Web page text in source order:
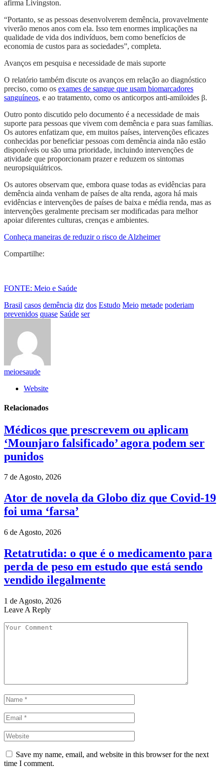
afirma Livingston.
“Portanto, se as pessoas desenvolverem demência, provavelmente
viverão menos anos com ela. Isso tem enormes implicações na
qualidade de vida dos indivíduos, bem como benefícios de
economia de custos para as sociedades”, completa.
Avanços em pesquisa e necessidade de mais suporte
O relatório também discute os avanços em relação ao diagnóstico
preciso, como os exames de sangue que usam biomarcadores
sanguíneos, e ao tratamento, como os anticorpos anti-amiloides β.
Outro ponto discutido pelo documento é a necessidade de mais
suporte para pessoas que vivem com demência e para suas famílias.
Os autores enfatizam que, em muitos países, intervenções eficazes
conhecidas por beneficiar pessoas com demência ainda não estão
disponíveis ou são uma prioridade, incluindo intervenções de
atividade que proporcionam prazer e reduzem os sintomas
neuropsiquiátricos.
Os autores observam que, embora quase todas as evidências para
demência ainda venham de países de alta renda, agora há mais
evidências e intervenções de países de baixa e média renda, mas as
intervenções geralmente precisam ser modificadas para melhor
apoiar diferentes culturas, crenças e ambientes.
Conheça maneiras de reduzir o risco de Alzheimer
Compartilhe:
FONTE: Meio e Saúde
Brasil casos demência diz dos Estudo Meio metade poderiam
prevenidos quase Saúde ser
meioesaude
Website
Relacionados
Médicos que prescrevem ou aplicam
‘Mounjaro falsificado’ agora podem ser
punidos
7 de Agosto, 2026
Ator de novela da Globo diz que Covid-19
foi uma ‘farsa’
6 de Agosto, 2026
Retatrutida: o que é o medicamento para
perda de peso em estudo que está sendo
vendido ilegalmente
1 de Agosto, 2026
Leave A Reply
Save my name, email, and website in this browser for the next
time I comment.